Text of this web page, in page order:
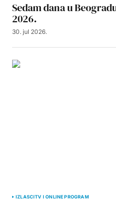
Sedam dana u
2026.
30. jul 2026.
IZLASCITV I ONLINE PROGRAM